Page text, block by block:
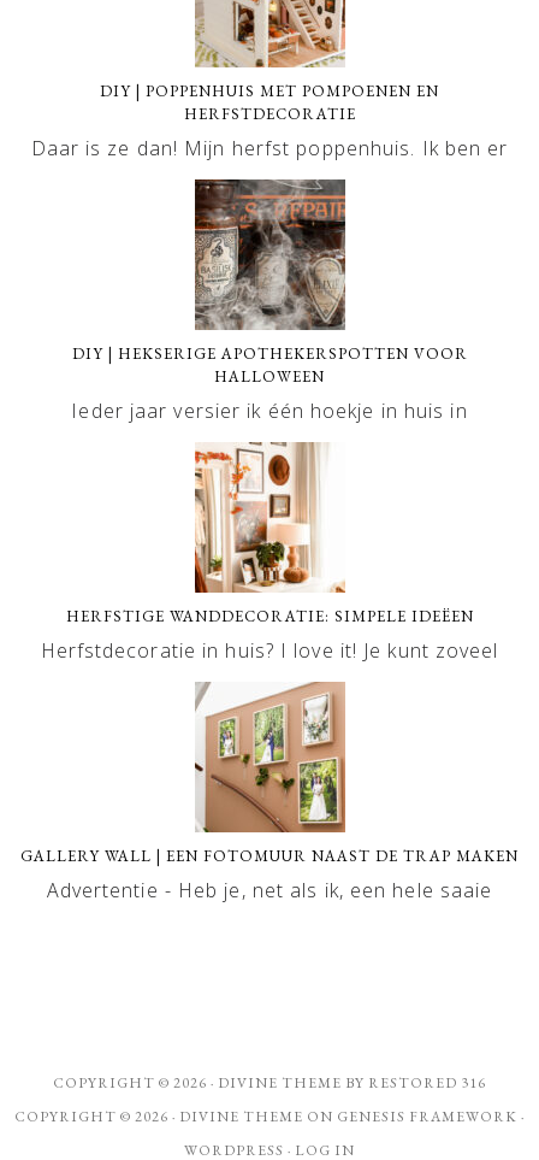
DIY | POPPENHUIS MET POMPOENEN EN
HERFSTDECORATIE
Daar is ze dan! Mijn herfst poppenhuis. Ik ben er
DIY | HEKSERIGE APOTHEKERSPOTTEN VOOR
HALLOWEEN
Ieder jaar versier ik één hoekje in huis in
HERFSTIGE WANDDECORATIE: SIMPELE IDEËEN
Herfstdecoratie in huis? I love it! Je kunt zoveel
GALLERY WALL | EEN FOTOMUUR NAAST DE TRAP MAKEN
Advertentie - Heb je, net als ik, een hele saaie
COPYRIGHT © 2026 · DIVINE THEME BY RESTORED 316
COPYRIGHT © 2026 · DIVINE THEME ON GENESIS FRAMEWORK ·
WORDPRESS · LOG IN